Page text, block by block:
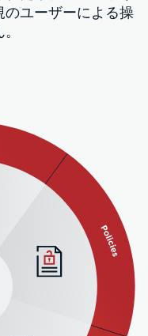
のユーザーによる操